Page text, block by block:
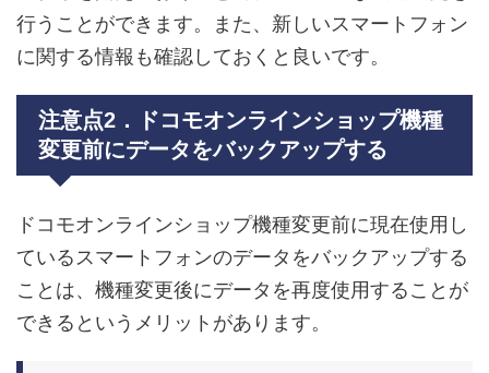
行うことができます。また、新しいスマートフォン
に関する情報も確認しておくと良いです。
注意点2．ドコモオンラインショップ機種
変更前にデータをバックアップする
ドコモオンラインショップ機種変更前に現在使用し
ているスマートフォンのデータをバックアップする
ことは、機種変更後にデータを再度使用することが
できるというメリットがあります。